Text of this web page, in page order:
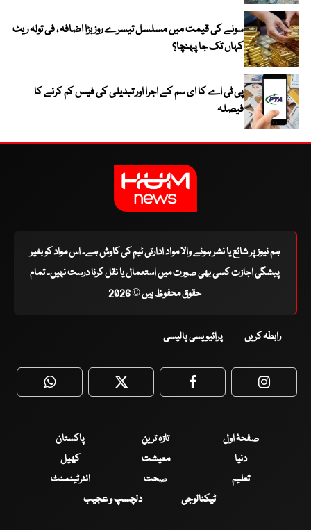
سونے کی قیمت میں مسلسل تیسرے روز بڑا اضافہ ، فی تولہ ریٹ
کہاں تک جا پہنچا؟
پی ٹی اے کا ای سم کے اجرا اور تبدیلی کی فیس کم کرنے کا
فیصلہ
ہم نیوز پر شائع یا نشر ہونے والا مواد ادارتی ٹیم کی کاوش ہے۔ اس مواد کو بغیر
پیشگی اجازت کسی بھی صورت میں استعمال یا نقل کرنا درست نہیں۔ تمام
حقوق محفوظ ہیں © 2026
رابطہ کریں پرائیویسی پالیسی
WhatsApp Twitter Facebook
صفحۂ اول تازہ ترین
پاکستان
دنیا
معیشت
کھیل
تعلیم
صحت
انٹرٹینمنٹ
ٹیکنالوجی
دلچسپ و عجیب